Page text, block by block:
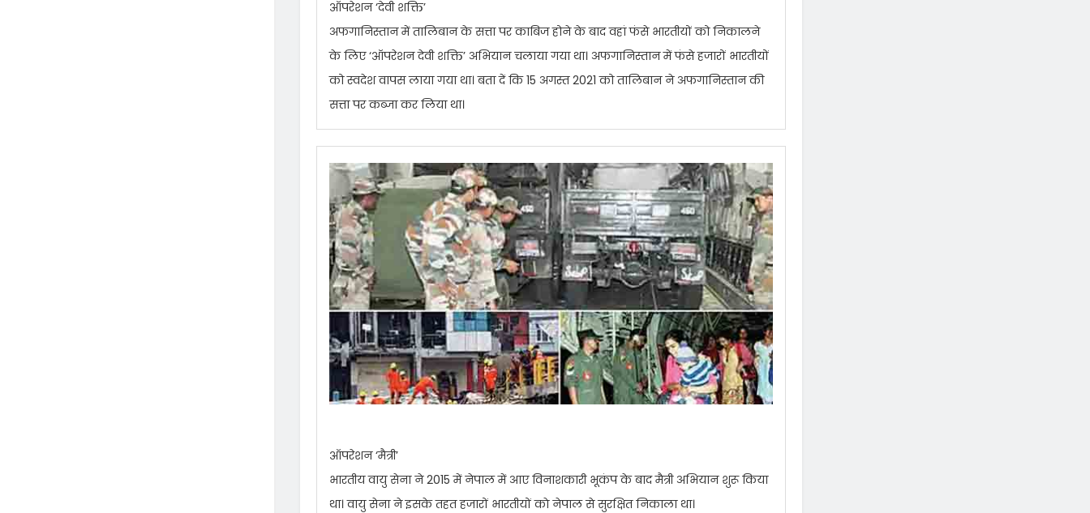
ऑपरेशन ‘देवी शक्ति’
अफगानिस्तान में तालिबान के सत्ता पर काबिज होने के बाद वहां फंसे भारतीयों को निकालने
के लिए ‘ऑपरेशन देवी शक्ति’ अभियान चलाया गया था। अफगानिस्तान में फंसे हजारों भारतीयों
को स्वदेश वापस लाया गया था। बता दें कि 15 अगस्त 2021 को तालिबान ने अफगानिस्तान की
सत्ता पर कब्जा कर लिया था।
ऑपरेशन ‘मैत्री’
भारतीय वायु सेना ने 2015 में नेपाल में आए विनाशकारी भूकंप के बाद मैत्री अभियान शुरू किया
था। वायु सेना ने इसके तहत हजारों भारतीयों काे नेपाल से सुरक्षित निकाला था।